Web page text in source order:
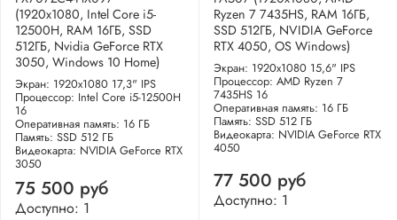
(1920x1080, Intel Core i5-
12500H, RAM 16ГБ, SSD
512ГБ, Nvidia GeForce RTX
3050, Windows 10 Home)
Экран: 1920x1080 17,3" IPS
Процессор: Intel Core i5-12500H
16
Оперативная память: 16 ГБ
Память: SSD 512 ГБ
Видеокарта: NVIDIA GeForce RTX
3050
75 500 руб
Доступно: 1
Ryzen 7 7435HS, RAM 16ГБ,
SSD 512ГБ, NVIDIA GeForce
RTX 4050, OS Windows)
Экран: 1920x1080 15,6" IPS
Процессор: AMD Ryzen 7
7435HS 16
Оперативная память: 16 ГБ
Память: SSD 512 ГБ
Видеокарта: NVIDIA GeForce RTX
4050
77 500 руб
Доступно: 1